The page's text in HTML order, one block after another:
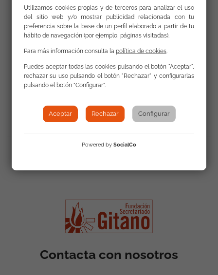
Volver a Actualidad
Contacta con nosotros
Utilizamos cookies propias y de terceros para analizar el uso
del sitio web y/o mostrar publicidad relacionada con tu
preferencia sobre la base de un perfil elaborado a partir de tu
hábito de navegación (por ejemplo, páginas visitadas).
Para más información consulta la política de cookies.
Puedes aceptar todas las cookies pulsando el botón "Aceptar",
rechazar su uso pulsando el botón "Rechazar" y configurarlas
pulsando el botón "Configurar".
Aceptar Rechazar Configurar
Powered by SocialCo